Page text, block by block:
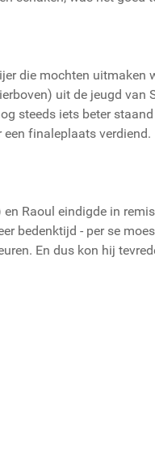
die mochten uitmaken
uit de jeugd van
steeds iets beter
finaleplaats verdiend.
Raoul eindigde in
bedenktijd - per se
En dus kon hij